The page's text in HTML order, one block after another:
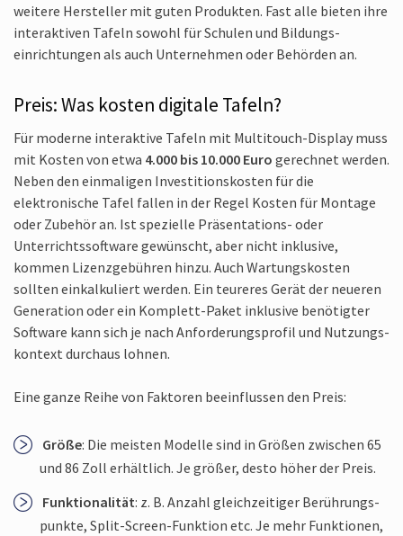
weitere Hersteller mit guten Produkten. Fast alle bieten ihre
interaktiven Tafeln sowohl für Schulen und Bildungs­
einrichtungen als auch Unternehmen oder Behörden an.
Preis: Was kosten digitale Tafeln?
Für moderne interaktive Tafeln mit Multitouch-Display muss
mit Kosten von etwa 4.000 bis 10.000 Euro gerechnet werden.
Neben den einmaligen Investitions­kosten für die
elektronische Tafel fallen in der Regel Kosten für Montage
oder Zubehör an. Ist spezielle Präsentations- oder
Unterrichts­software gewünscht, aber nicht inklusive,
kommen Lizenz­gebühren hinzu. Auch Wartungskosten
sollten ein­kalkuliert werden. Ein teureres Gerät der neueren
Generation oder ein Komplett-Paket inklusive benötigter
Software kann sich je nach Anforderungs­profil und Nutzungs­
kontext durchaus lohnen.
Eine ganze Reihe von Faktoren beeinflussen den Preis:
Größe: Die meisten Modelle sind in Größen zwischen 65
und 86 Zoll erhältlich. Je größer, desto höher der Preis.
Funktionalität: z. B. Anzahl gleich­zeitiger Berührungs­
punkte, Split-Screen-Funktion etc. Je mehr Funktionen,